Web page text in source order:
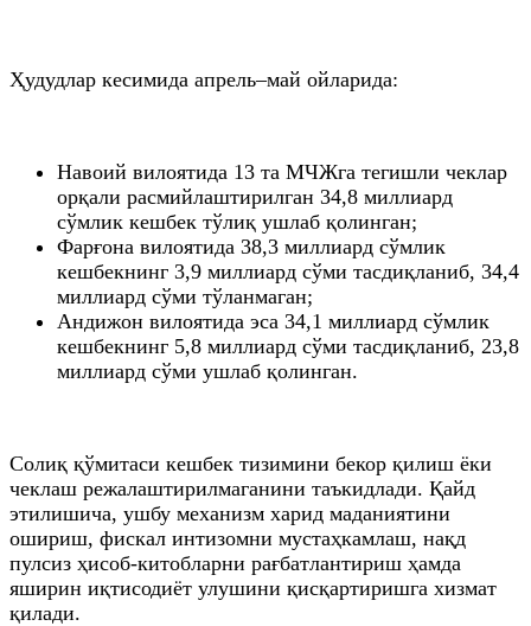
Ҳудудлар кесимида апрель–май ойларида:
Навоий вилоятида 13 та МЧЖга тегишли чеклар
орқали расмийлаштирилган 34,8 миллиард
сўмлик кешбек тўлиқ ушлаб қолинган;
Фарғона вилоятида 38,3 миллиард сўмлик
кешбекнинг 3,9 миллиард сўми тасдиқланиб, 34,4
миллиард сўми тўланмаган;
Андижон вилоятида эса 34,1 миллиард сўмлик
кешбекнинг 5,8 миллиард сўми тасдиқланиб, 23,8
миллиард сўми ушлаб қолинган.
Солиқ қўмитаси кешбек тизимини бекор қилиш ёки
чеклаш режалаштирилмаганини таъкидлади. Қайд
этилишича, ушбу механизм харид маданиятини
ошириш, фискал интизомни мустаҳкамлаш, нақд
пулсиз ҳисоб-китобларни рағбатлантириш ҳамда
яширин иқтисодиёт улушини қисқартиришга хизмат
қилади.